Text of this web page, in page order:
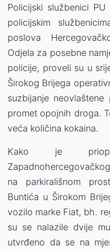
Policijski službenici
policijskim
poslova
Odjela za posebne
policije, proveli su u
Širokog Brijega
suzbijanje
promet opojnih droga.
veća količina kokaina.
Kako je
na parkirališnom
Buntića u Širokom
vozilo marke Fiat, bh.
su se nalazile dvije
utvrđeno da se na